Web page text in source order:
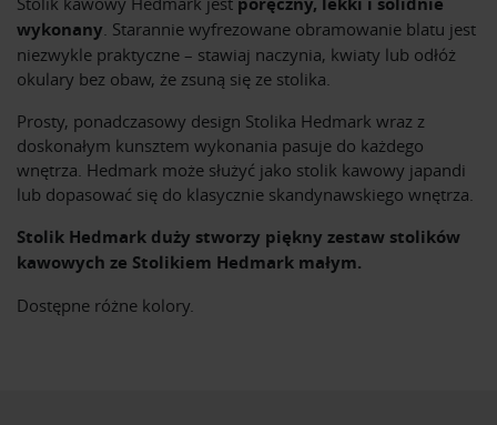
wykonany . Starannie wyfrezowane obramowanie blatu jest
niezwykle praktyczne – stawiaj naczynia, kwiaty lub odłóż
okulary bez obaw, że zsuną się ze stolika.
Prosty, ponadczasowy design Stolika Hedmark wraz z
doskonałym kunsztem wykonania pasuje do każdego
wnętrza. Hedmark może służyć jako stolik kawowy japandi
lub dopasować się do klasycznie skandynawskiego wnętrza.
Stolik Hedmark duży stworzy piękny zestaw stolików
kawowych ze Stolikiem Hedmark małym.
Dostępne różne kolory.